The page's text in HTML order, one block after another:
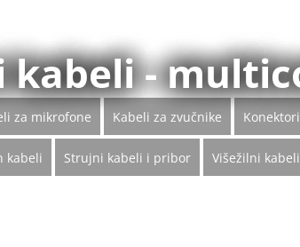
kabeli -
za mikrofone Kabeli za zvučnike
kabeli Strujni kabeli i pribor Višežilni